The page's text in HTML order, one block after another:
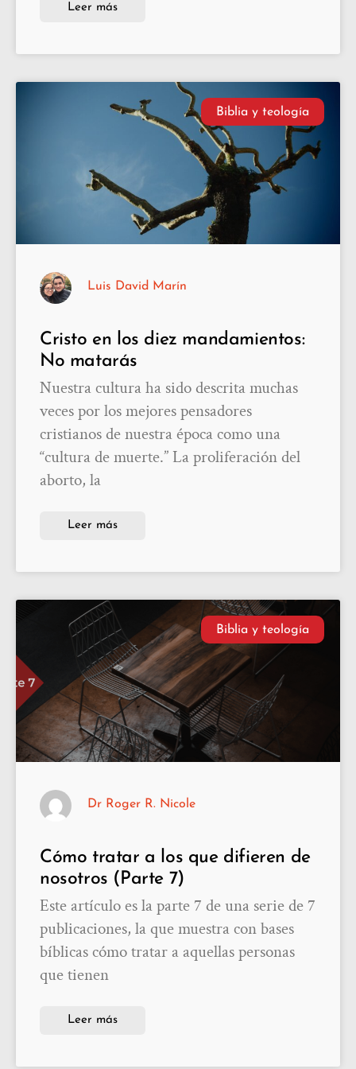
Leer más
Biblia y teología
Cristo en los diez mandamientos:
No matarás
Nuestra cultura ha sido descrita muchas
veces por los mejores pensadores
cristianos de nuestra época como una
“cultura de muerte.” La proliferación del
aborto, la
Leer más
Luis David Marín
Biblia y teología
Cómo tratar a los que difieren de
nosotros (Parte 7)
Este artículo es la parte 7 de una serie de 7
publicaciones, la que muestra con bases
bíblicas cómo tratar a aquellas personas
que tienen
Leer más
Dr Roger R. Nicole